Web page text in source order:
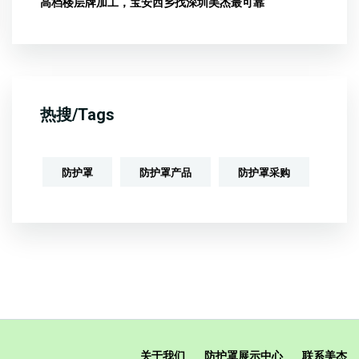
热搜/Tags
防护罩 防护罩产品 防护罩采购
关于我们 防护罩展示中心 联系美杰